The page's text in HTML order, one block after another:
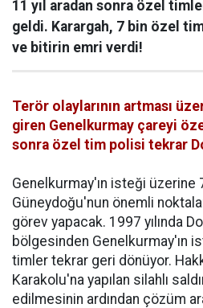
11 yıl aradan sonra özel
geldi. Karargah, 7 bin özel
ve bitirin emri verdi!
Terör olaylarının artması
giren Genelkurmay çareyi
sonra özel tim polisi tekrar
Genelkurmay'ın isteği
Güneydoğu'nun önemli
görev yapacak. 1997 yılında
bölgesinden Genelkurmay'ın
timler tekrar geri dönüyor.
Karakolu'na yapılan silahlı
edilmesinin ardından çözüm